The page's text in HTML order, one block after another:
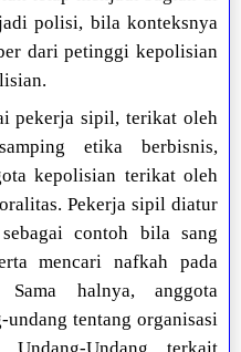
polisi, bila konteksnya
dari petinggi kepolisian
pekerja sipil, terikat oleh
etika berbisnis,
kepolisian terikat oleh
Pekerja sipil diatur
contoh bila sang
mencari nafkah pada
Sama halnya, anggota
tentang organisasi